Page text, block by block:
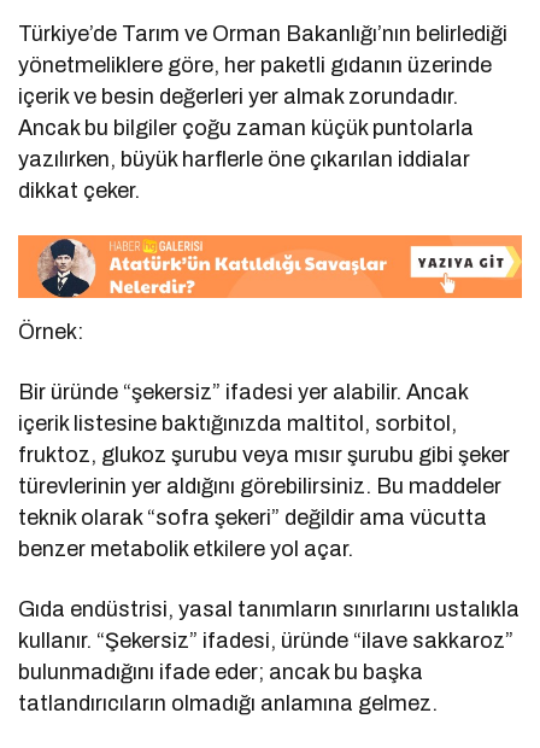
Türkiye’de Tarım ve Orman Bakanlığı’nın belirlediği
yönetmeliklere göre, her paketli gıdanın üzerinde
içerik ve besin değerleri yer almak zorundadır.
Ancak bu bilgiler çoğu zaman küçük puntolarla
yazılırken, büyük harflerle öne çıkarılan iddialar
dikkat çeker.
Örnek:
Bir üründe “şekersiz” ifadesi yer alabilir. Ancak
içerik listesine baktığınızda maltitol, sorbitol,
fruktoz, glukoz şurubu veya mısır şurubu gibi şeker
türevlerinin yer aldığını görebilirsiniz. Bu maddeler
teknik olarak “sofra şekeri” değildir ama vücutta
benzer metabolik etkilere yol açar.
Gıda endüstrisi, yasal tanımların sınırlarını ustalıkla
kullanır. “Şekersiz” ifadesi, üründe “ilave sakkaroz”
bulunmadığını ifade eder; ancak bu başka
tatlandırıcıların olmadığı anlamına gelmez.